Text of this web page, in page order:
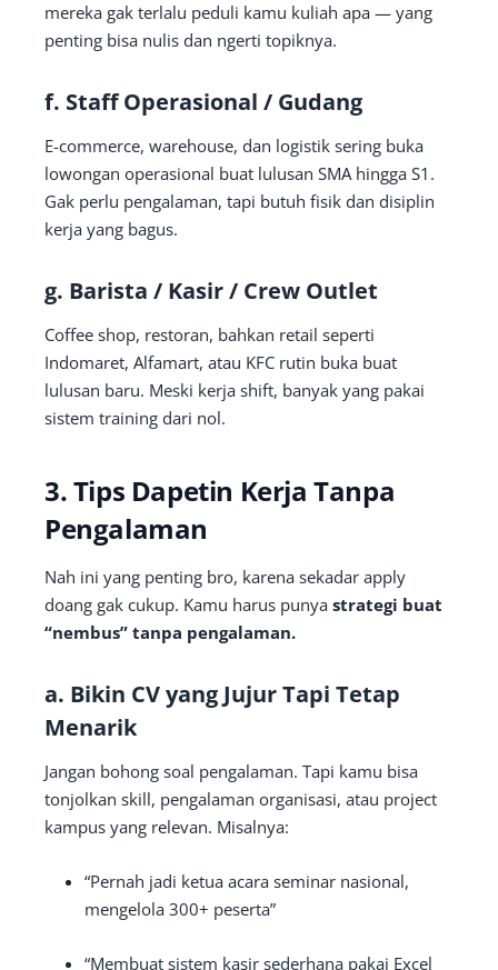
mereka gak terlalu peduli kamu kuliah apa — yang
penting bisa nulis dan ngerti topiknya.
f. Staff Operasional / Gudang
E-commerce, warehouse, dan logistik sering buka
lowongan operasional buat lulusan SMA hingga S1.
Gak perlu pengalaman, tapi butuh fisik dan disiplin
kerja yang bagus.
g. Barista / Kasir / Crew Outlet
Coffee shop, restoran, bahkan retail seperti
Indomaret, Alfamart, atau KFC rutin buka buat
lulusan baru. Meski kerja shift, banyak yang pakai
sistem training dari nol.
3. Tips Dapetin Kerja Tanpa
Pengalaman
Nah ini yang penting bro, karena sekadar apply
doang gak cukup. Kamu harus punya strategi buat
“nembus” tanpa pengalaman.
a. Bikin CV yang Jujur Tapi Tetap
Menarik
Jangan bohong soal pengalaman. Tapi kamu bisa
tonjolkan skill, pengalaman organisasi, atau project
kampus yang relevan. Misalnya:
“Pernah jadi ketua acara seminar nasional,
mengelola 300+ peserta”
“Membuat sistem kasir sederhana pakai Excel